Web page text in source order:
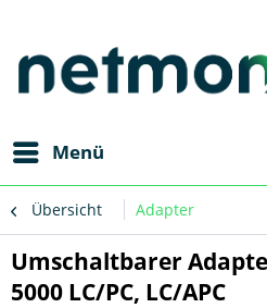
Menü
Übersicht Adapter
Umschaltbarer
5000 LC/PC, LC/APC